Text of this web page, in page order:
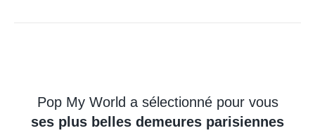
Pop My World a sélectionné pour vous
ses plus belles demeures parisiennes